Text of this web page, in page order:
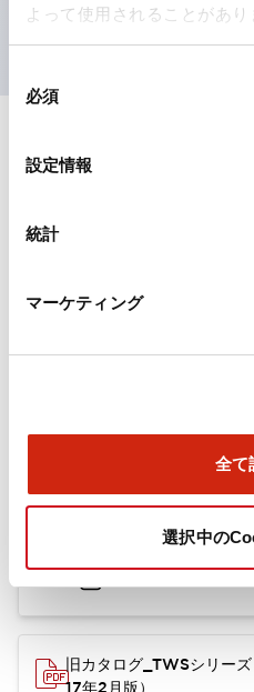
よって使用されることがあり
必須
設定情報
統計
マーケティング
全て
選択中の
UL、CSA、TÜV、CCC認
ドキュメントとファイル
カタログ
版）（日本語）
TWSシリーズ コントロ
.PDF1.30MB
旧カタログ_TWSシリー
17年2月版）